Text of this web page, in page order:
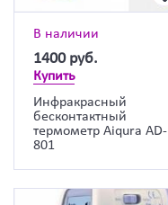
В наличии
1400 руб.
Купить
Инфракрасный
бесконтактный
термометр Aiqura AD-
801